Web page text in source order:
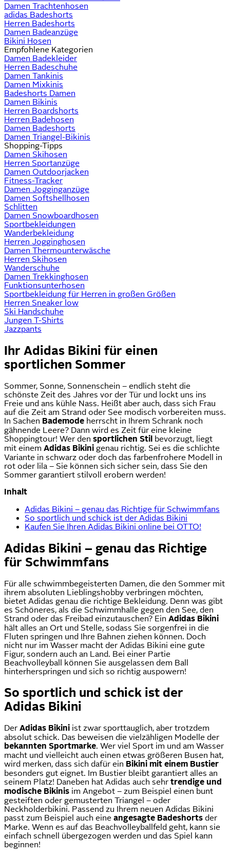
Damen Trachtenhosen
adidas Badeshorts
Herren Badeshorts
Damen Badeanzüge
Bikini Hosen
Empfohlene Kategorien
Damen Badekleider
Herren Badeschuhe
Damen Tankinis
Damen Mixkinis
Badeshorts Damen
Damen Bikinis
Herren Boardshorts
Herren Badehosen
Damen Badeshorts
Damen Triangel-Bikinis
Shopping-Tipps
Damen Skihosen
Herren Sportanzüge
Damen Outdoorjacken
Fitness-Tracker
Damen Jogginganzüge
Damen Softshellhosen
Schlitten
Damen Snowboardhosen
Sportbekleidungen
Wanderbekleidung
Herren Jogginghosen
Damen Thermounterwäsche
Herren Skihosen
Wanderschuhe
Damen Trekkinghosen
Funktionsunterhosen
Sportbekleidung für Herren in großen Größen
Herren Sneaker low
Ski Handschuhe
Jungen T-Shirts
Jazzpants
Ihr Adidas Bikini für einen
sportlichen Sommer
Sommer, Sonne, Sonnenschein – endlich steht die
schönste Zeit des Jahres vor der Tür und lockt uns ins
Freie und ans kühle Nass. Heißt aber auch, dass sich Frau
auf die Zeit am Strand oder See modisch vorbereiten muss.
In Sachen Bademode herrscht in Ihrem Schrank noch
gähnende Leere? Dann wird es Zeit für eine kleine
Shoppingtour! Wer den sportlichen Stil bevorzugt, liegt
mit einem Adidas Bikini genau richtig. Sei es die schlichte
Variante in schwarz oder doch das farbenfrohere Modell in
rot oder lila – Sie können sich sicher sein, dass Sie den
Sommer garantiert stilvoll erobern werden!
Inhalt
Adidas Bikini – genau das Richtige für Schwimmfans
So sportlich und schick ist der Adidas Bikini
Kaufen Sie Ihren Adidas Bikini online bei OTTO!
Adidas Bikini – genau das Richtige
für Schwimmfans
Für alle schwimmbegeisterten Damen, die den Sommer mit
ihrem absoluten Lieblingshobby verbringen möchten,
bietet Adidas genau die richtige Bekleidung. Denn was gibt
es Schöneres, als die Schwimmhalle gegen den See, den
Strand oder das Freibad einzutauschen? Ein Adidas Bikini
hält alles an Ort und Stelle, sodass Sie sorgenfrei in die
Fluten springen und Ihre Bahnen ziehen können. Doch
nicht nur im Wasser macht der Adidas Bikini eine gute
Figur, sondern auch an Land. Bei einer Partie
Beachvolleyball können Sie ausgelassen dem Ball
hinterherspringen und sich so richtig auspowern!
So sportlich und schick ist der
Adidas Bikini
Der Adidas Bikini ist zwar sporttauglich, aber trotzdem
absolut schick. Das beweisen die vielzähligen Modelle der
bekannten Sportmarke. Wer viel Sport im und am Wasser
macht und vielleicht auch einen etwas größeren Busen hat,
wird merken, dass sich dafür ein Bikini mit einem Bustier
besonders gut eignet. Im Bustier bleibt garantiert alles an
seinem Platz! Daneben hat Adidas auch sehr trendige und
modische Bikinis im Angebot – zum Beispiel einen bunt
gesteiften oder gemusterten Triangel – oder
Neckholderbikini. Passend zu Ihrem neuen Adidas Bikini
passt zum Beispiel auch eine angesagte Badeshorts der
Marke. Wenn es auf das Beachvolleyballfeld geht, kann sie
einfach schnell übergezogen werden und das Spiel kann
beginnen!